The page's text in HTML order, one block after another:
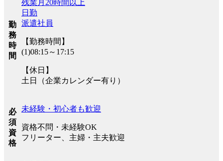
勤
務
時
間
残業月20時間以上
日勤
派遣社員
【勤務時間】
(1)08:15～17:15
【休日】
土日（企業カレンダー有り）
必
須
資
格
未経験・初心者も歓迎
資格不問・未経験OK
フリーター、主婦・主夫歓迎